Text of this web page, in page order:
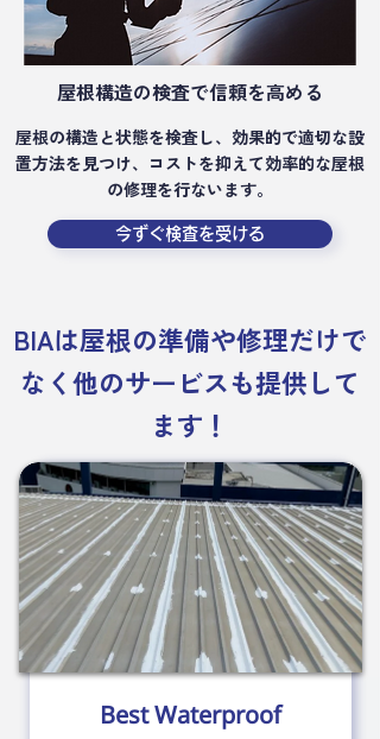
屋根構造の検査で信頼を高める
屋根の構造と状態を検査し、効果的で適切な設
置方法を見つけ、コストを抑えて効率的な屋根
の修理を行ないます。
今ずぐ検査を受ける
BIAは屋根の準備や修理だけで
なく他のサービスも提供して
ます！
Best Waterproof